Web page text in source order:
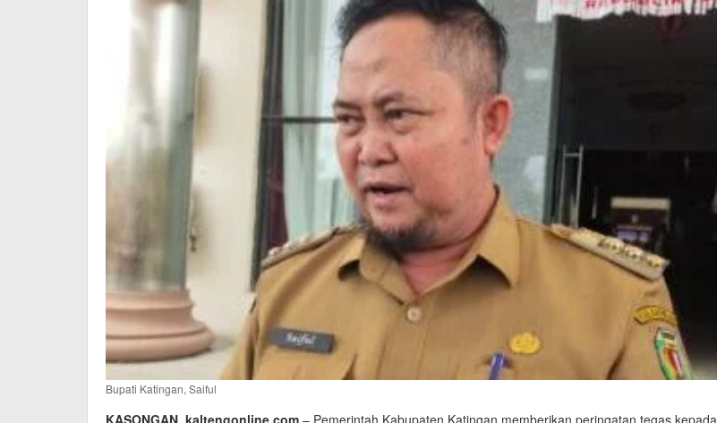
Bupati Katingan, Saiful
KASONGAN, kaltengonline.com – Pemerintah Kabupaten Katingan memberikan peringatan tegas kepada